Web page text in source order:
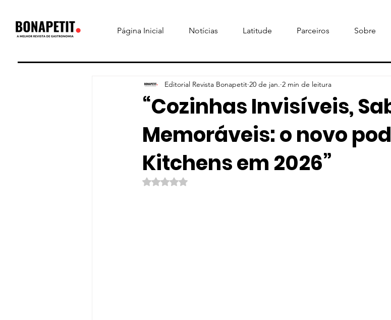
Página Inicial Notícias Latitude Parceiros Sobre
“Cozinhas Invisíveis,
Memoráveis: o novo
Kitchens em 2026”
Editorial Revista Bonapetit 20 de jan. 2 min de leitura
Avaliado com NaN de 5 estrelas.